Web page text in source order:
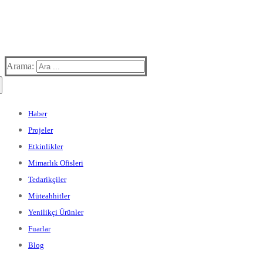
Arama:
Haber
Projeler
Etkinlikler
Mimarlık Ofisleri
Tedarikçiler
Müteahhitler
Yenilikçi Ürünler
Fuarlar
Blog